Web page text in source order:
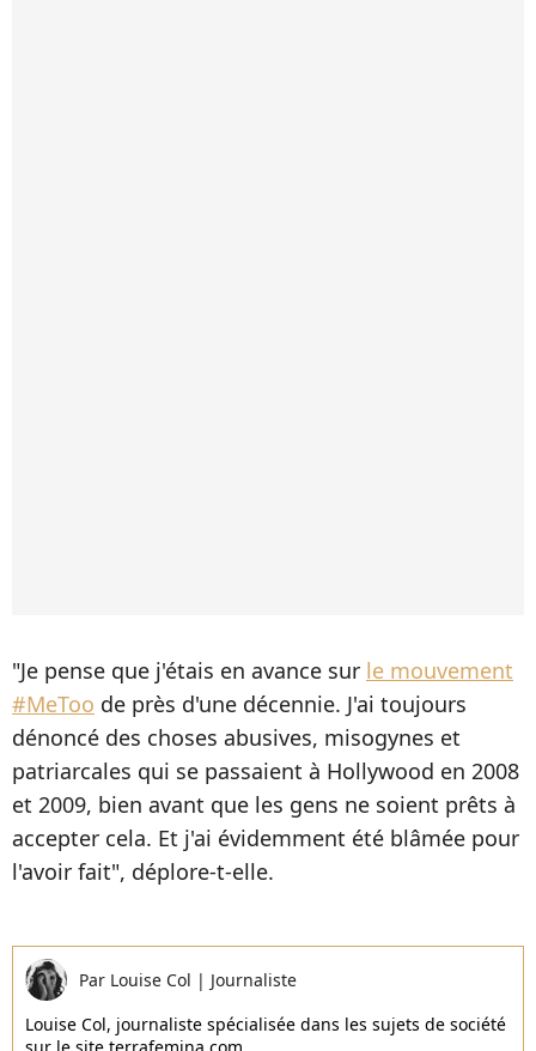
"Je pense que j'étais en avance sur le mouvement
#MeToo de près d'une décennie. J'ai toujours
dénoncé des choses abusives, misogynes et
patriarcales qui se passaient à Hollywood en 2008
et 2009, bien avant que les gens ne soient prêts à
accepter cela. Et j'ai évidemment été blâmée pour
l'avoir fait", déplore-t-elle.
Par Louise Col | Journaliste
Louise Col, journaliste spécialisée dans les sujets de société